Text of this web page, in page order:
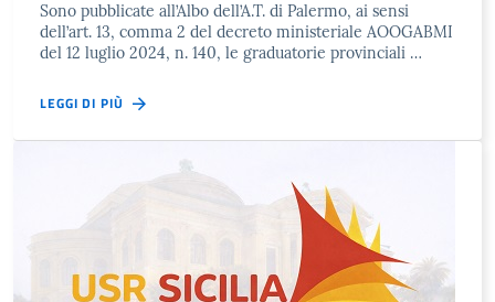
Sono pubblicate all’Albo dell’A.T. di Palermo, ai sensi
dell’art. 13, comma 2 del decreto ministeriale AOOGABMI
del 12 luglio 2024, n. 140, le graduatorie provinciali …
LEGGI DI PIÙ